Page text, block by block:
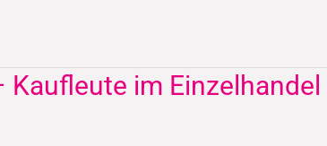
im Einzelhandel